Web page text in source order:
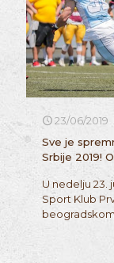
23/06/2019
Sve je
Srbije 2019!
U nedelju 23.
Sport Klub